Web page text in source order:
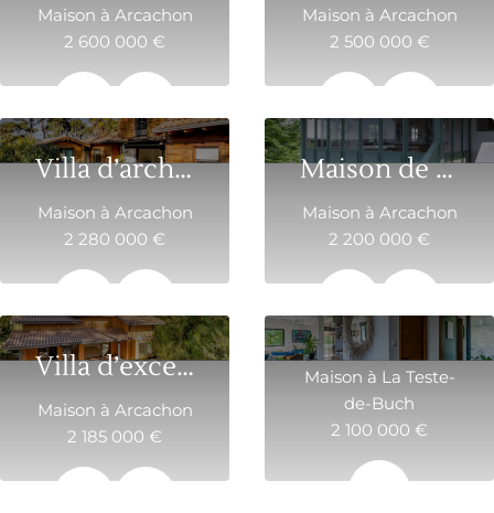
Maison à Arcachon
2 600 000 €
Maison à Arcachon
2 500 000 €
Villa d’architecte contemporaine à Arcachon...
Maison à Arcachon
2 280 000 €
Maison de charme avec accès direct à la plage
Maison à Arcachon
2 200 000 €
Villa d’exception rénovée avec piscine et ...
Maison à Arcachon
2 185 000 €
Maison à La Teste-
de-Buch
2 100 000 €